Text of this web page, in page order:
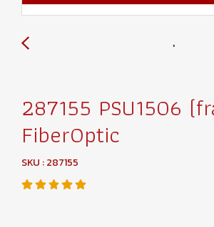
287155 PSU1506
FiberOptic
SKU : 287155